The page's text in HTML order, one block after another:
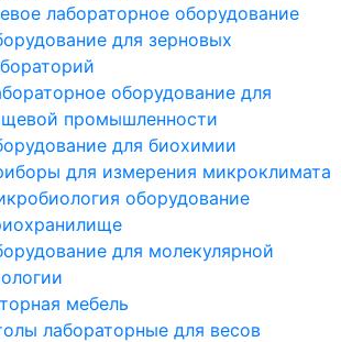
лабораторное оборудование
для зерновых
оборудование для
промышленности
для биохимии
для измерения микроклимата
оборудование
для молекулярной
мебель
лабораторные для весов